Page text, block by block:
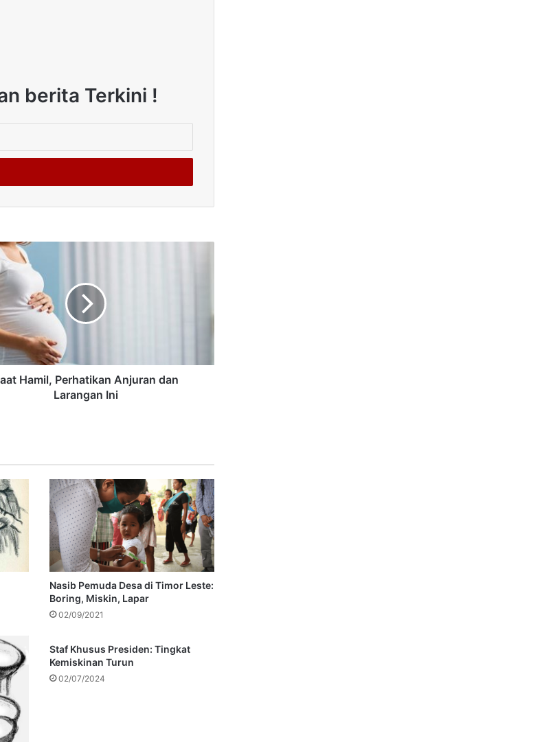
berita Terkini !
Hamil, Perhatikan Anjuran dan
Larangan Ini
Nasib Pemuda Desa di Timor Leste:
Boring, Miskin, Lapar
02/09/2021
Staf Khusus Presiden: Tingkat
Kemiskinan Turun
02/07/2024